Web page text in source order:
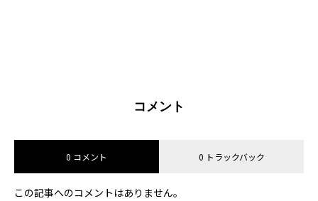
コメント
0 コメント 0 トラックバック
この記事へのコメントはありません。